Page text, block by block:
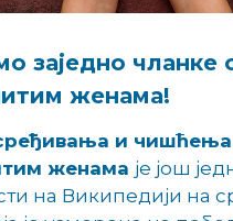
заједно чланке
женама!
и чишћења
женама je још
на Википедији на